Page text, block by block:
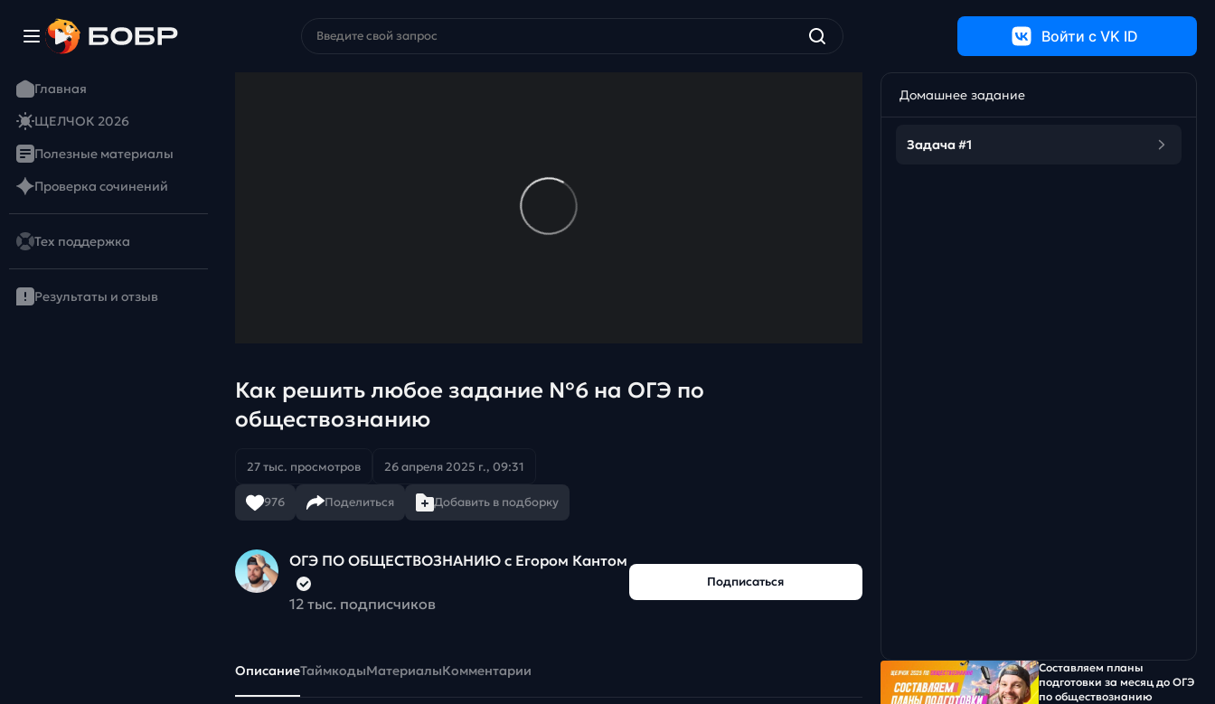
Войти c VK ID
Главная
ЩЕЛЧОК 2026
Полезные материалы
Проверка сочинений
Тех поддержка
Результаты и отзыв
Как решить любое задание №6 на ОГЭ по
обществознанию
27 тыс. просмотров 26 апреля 2025 г., 09:31
976 Поделиться Добавить в подборку
ОГЭ ПО ОБЩЕСТВОЗНАНИЮ c Егором Кантом
12 тыс. подписчиков
Подписаться
ОписаниеТаймкодыМатериалыКомментарии
Домашнее задание
Задача #1
Составляем планы
подготовки за месяц до ОГЭ
по обществознанию